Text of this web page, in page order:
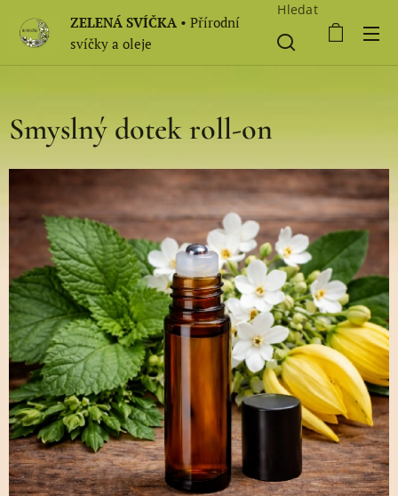
ZELENÁ SVÍČKA • Přírodní
svíčky a oleje
Hledat
Smyslný dotek roll-on